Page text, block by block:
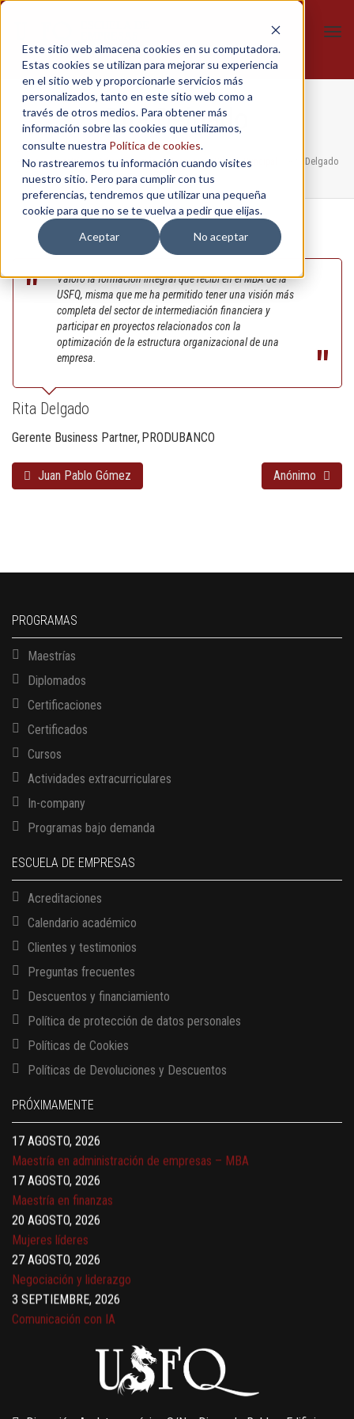
Este sitio web almacena cookies en su computadora.
Estas cookies se utilizan para mejorar su experiencia
en el sitio web y proporcionarle servicios más
personalizados, tanto en este sitio web como a
través de otros medios. Para obtener más
información sobre las cookies que utilizamos,
consulte nuestra Política de cookies.
No rastrearemos tu información cuando visites
nuestro sitio. Pero para cumplir con tus
preferencias, tendremos que utilizar una pequeña
cookie para que no se te vuelva a pedir que elijas.
Aceptar
No aceptar
Rita Delgado
Home / Maestría en Administración de Empresas,Página Principal Rita Delgado
Valoro la formación integral que recibí en el MBA de la
USFQ, misma que me ha permitido tener una visión más
completa del sector de intermediación financiera y
participar en proyectos relacionados con la
optimización de la estructura organizacional de una
empresa.
Rita Delgado
Gerente Business Partner PRODUBANCO
Juan Pablo Gómez Anónimo
PROGRAMAS
Maestrías
Diplomados
Certificaciones
Certificados
Cursos
Actividades extracurriculares
In-company
Programas bajo demanda
ESCUELA DE EMPRESAS
Acreditaciones
Calendario académico
Clientes y testimonios
Preguntas frecuentes
Descuentos y financiamiento
Política de protección de datos personales
Políticas de Cookies
Políticas de Devoluciones y Descuentos
PRÓXIMAMENTE
13 AGOSTO, 2026
17 AGOSTO, 2026
Gerencia de empresas familiares
17 AGOSTO, 2026
Maestría en administración de empresas – MBA
17 AGOSTO, 2026
Maestría en finanzas
20 AGOSTO, 2026
Mujeres líderes
27 AGOSTO, 2026
Negociación y liderazgo
3 SEPTIEMBRE, 2026
Comunicación con IA
Gobernanza de datos
13 AGOSTO, 2026
Finanzas para no financieros